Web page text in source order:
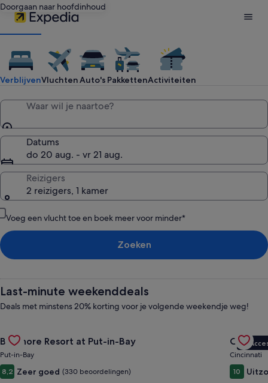
Doorgaan naar hoofdinhoud
Expedia:
zoek
hotels,
voordelige
vluchten,
activiteiten
en
vakanties
VerblijvenVluchtenAuto's PakkettenActiviteiten
Waar wil je naartoe?
Datums
do 20 aug. - vr 21 aug.
Reizigers
2 reizigers, 1 kamer
Voeg een vlucht toe en boek meer voor minder*
Zoeken
Last-minute weekenddeals
Deals met minstens 20% korting voor je volgende weekendje weg!
Gallery
Carousel
Bayshore Resort at Put-in-Bay
Put-in-Bay
8,2 Zeer goed (330 beoordelingen)
Gallery
VIP
Cincinnati
10